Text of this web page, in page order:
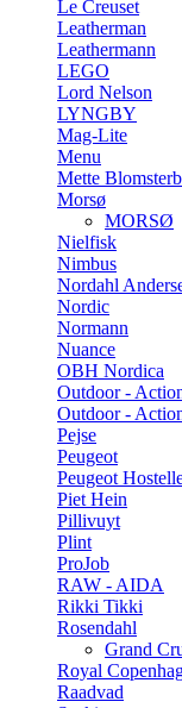
Le Creuset
Leatherman
Leathermann
LEGO
Lord Nelson
LYNGBY
Mag-Lite
Menu
Mette
Morsø
MORSØ
Nielfisk
Nimbus
Nordahl
Nordic
Normann
Nuance
OBH Nordica
Outdoor -
Outdoor -
Pejse
Peugeot
Peugeot
Piet Hein
Pillivuyt
Plint
ProJob
RAW - AIDA
Rikki Tikki
Rosendahl
Grand
Royal
Raadvad